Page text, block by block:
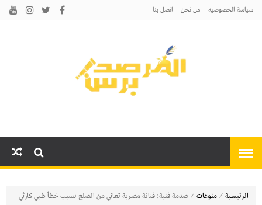
سياسة الخصوصيه من نحن اتصل بنا
الرئيسية ⁄ منوعات ⁄ صدمة فنية: فنانة مصرية تعاني من الصلع بسبب خطأ طبي كارثي